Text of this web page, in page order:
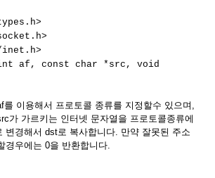
inet.h>
af, const char *src, void
이용해서 프로토콜 종류를 지정할수 있으며,
가 가르키는 인터넷 문자열을 프로토콜종류에
변경해서 dst로 복사합니다. 만약 잘못된 주소
경우에는 0을 반환합니다.